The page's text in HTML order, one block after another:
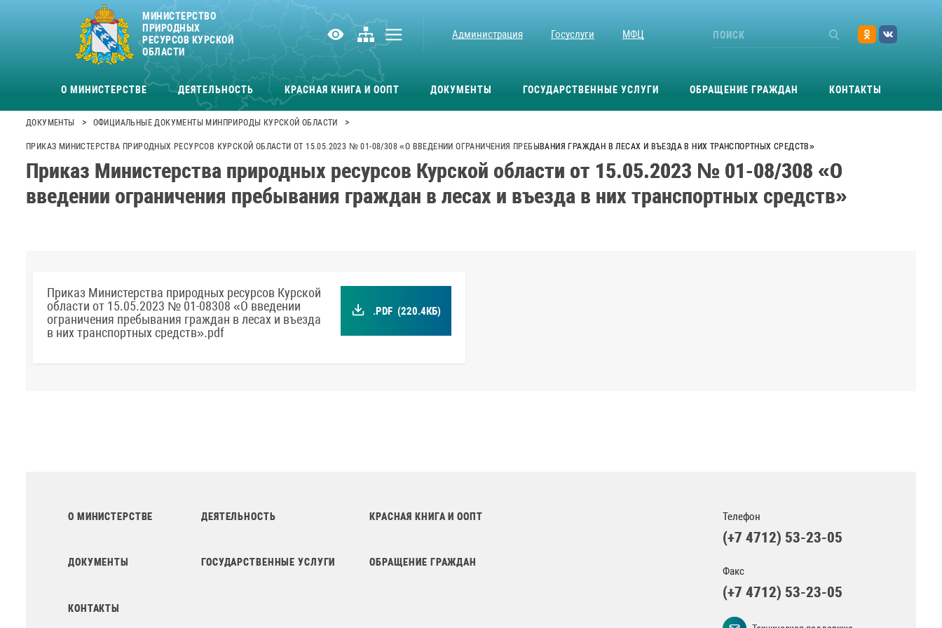
МИНИСТЕРСТВО
ПРИРОДНЫХ
РЕСУРСОВ КУРСКОЙ
ОБЛАСТИ
Администрация Госуслуги МФЦ
О МИНИСТЕРСТВЕ ДЕЯТЕЛЬНОСТЬ КРАСНАЯ КНИГА И ООПТ ДОКУМЕНТЫ ГОСУДАРСТВЕННЫЕ УСЛУГИ ОБРАЩЕНИЕ ГРАЖДАН КОНТАКТЫ
ДОКУМЕНТЫ > ОФИЦИАЛЬНЫЕ ДОКУМЕНТЫ МИНПРИРОДЫ КУРСКОЙ ОБЛАСТИ >
ПРИКАЗ МИНИСТЕРСТВА ПРИРОДНЫХ РЕСУРСОВ КУРСКОЙ ОБЛАСТИ ОТ 15.05.2023 № 01-08/308 «О ВВЕДЕНИИ ОГРАНИЧЕНИЯ ПРЕБЫВАНИЯ ГРАЖДАН В ЛЕСАХ И ВЪЕЗДА В НИХ ТРАНСПОРТНЫХ СРЕДСТВ»
Приказ Министерства природных ресурсов Курской области от 15.05.2023 № 01-08/308 «О
введении ограничения пребывания граждан в лесах и въезда в них транспортных средств»
Приказ Министерства природных ресурсов Курской
области от 15.05.2023 № 01-08308 «О введении
ограничения пребывания граждан в лесах и въезда
в них транспортных средств».pdf
.PDF (220.4КБ)
О МИНИСТЕРСТВЕ ДЕЯТЕЛЬНОСТЬ КРАСНАЯ КНИГА И ООПТ
ДОКУМЕНТЫ ГОСУДАРСТВЕННЫЕ УСЛУГИ ОБРАЩЕНИЕ ГРАЖДАН
КОНТАКТЫ
Телефон
(+7 4712) 53-23-05
Факс
(+7 4712) 53-23-05